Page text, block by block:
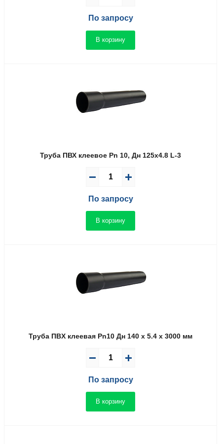
По запросу
В корзину
Труба ПВХ клеевое Pn 10, Дн 125х4.8 L-3
По запросу
В корзину
Труба ПВX клеевая Pn10 Дн 140 x 5.4 x 3000 мм
По запросу
В корзину